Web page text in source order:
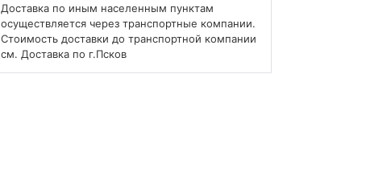
Доставка по иным населенным пунктам
осуществляется через транспортные компании.
Стоимость доставки до транспортной компании
см. Доставка по г.Псков